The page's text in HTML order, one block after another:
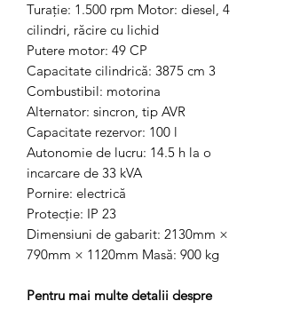
Turaţie: 1.500 rpm Motor: diesel, 4
cilindri, răcire cu lichid
Putere motor: 49 CP
Capacitate cilindrică: 3875 cm 3
Combustibil: motorina
Alternator: sincron, tip AVR
Capacitate rezervor: 100 l
Autonomie de lucru: 14.5 h la o
incarcare de 33 kVA
Pornire: electrică
Protecţie: IP 23
Dimensiuni de gabarit: 2130mm ×
790mm × 1120mm Masă: 900 kg
Pentru mai multe detalii despre